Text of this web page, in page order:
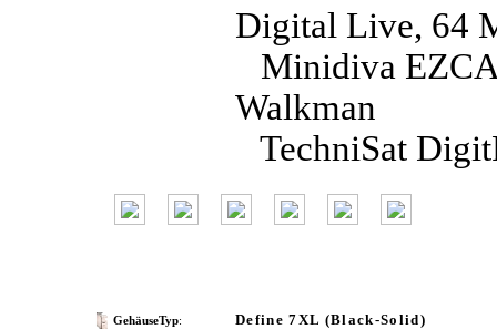
Digital Live, 64
Minidiva
Walkman
TechniSat
GehäuseTyp: Define 7XL (Black-Solid)